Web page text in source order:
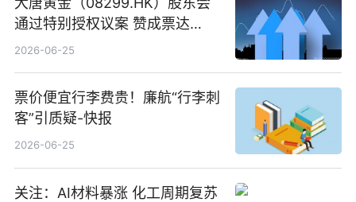
通过特别授权议案 赞成票达
100%_新动态
2026-06-25
票价便宜行李费贵！廉航“行李刺
客”引质疑-快报
2026-06-25
关注：AI材料暴涨 化工周期复苏